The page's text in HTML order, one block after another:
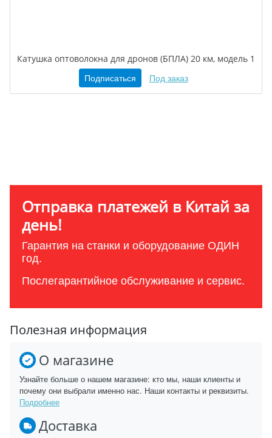
Катушка оптоволокна для дронов (БПЛА) 20 км, модель 1
Подписаться Под заказ
Отправка платежей в Китай за
день!
Гарантия на станки и оборудование ОДИН
год.
Послегарантийное обслуживание и сервис.
Полезная информация
О магазине
Узнайте больше о нашем магазине: кто мы, наши клиенты и
почему они выбрали именно нас. Наши контакты и реквизиты.
Подробнее
Доставка